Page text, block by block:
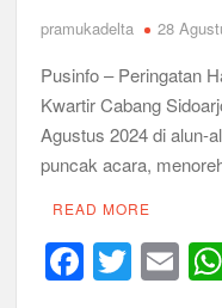
Cetak Generasi Tangguh
Pramuka SMKN 1 Jabon
Sosial Melalui Jelajah
Gemuruh Semangat di
Perkuat Kepemimpinan
Dianpinsa serta
pramukadelta 28
Pusinfo – Peringatan
Kwartir Cabang
Agustus 2024 di alun-
puncak acara,
READ MORE
F T E